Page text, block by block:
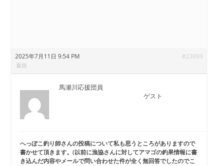
2025年7月11日 9:54 PM #23093
返信
馬瀬川応援団員
ゲスト
へっぽこ釣り師さんの投稿について私も思うところがありますので
書かせて頂きます。(以前に漁協さんに対してアマゴの釣果情報に書
き込んだ内容やメールで問い合わせた件が全く無回答でしたのでこ